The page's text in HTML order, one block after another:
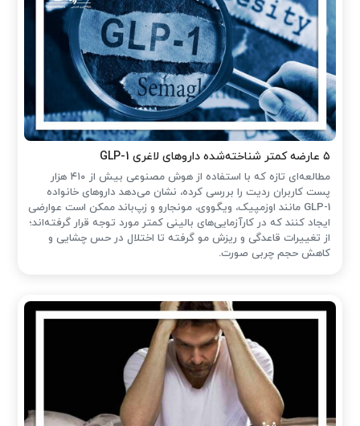
۵ عارضه کمتر شناخته‌شده داروهای لاغری GLP-1
مطالعه‌ای تازه که با استفاده از هوش مصنوعی بیش از ۴۱۰ هزار
پست کاربران ردیت را بررسی کرده، نشان می‌دهد داروهای خانواده
GLP-1 مانند اوزمپیک، ویگووی، مونجارو و زپ‌باند ممکن است عوارضی
ایجاد کنند که در کارآزمایی‌های بالینی کمتر مورد توجه قرار گرفته‌اند؛
از تغییرات قاعدگی و ریزش مو گرفته تا اختلال در حس چشایی و
کاهش حجم چربی صورت.